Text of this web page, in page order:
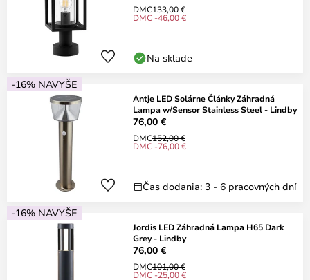
DMC133,00 €
DMC -46,00 €
Na sklade
-16% NAVYŠE
Antje LED Solárne Články Záhradná
Lampa w/Sensor Stainless Steel - Lindby
76,00 €
DMC152,00 €
DMC -76,00 €
Čas dodania: 3 - 6 pracovných dní
-16% NAVYŠE
Jordis LED Záhradná Lampa H65 Dark
Grey - Lindby
76,00 €
DMC101,00 €
DMC -25,00 €